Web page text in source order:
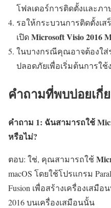
โฟลเดอร์การติดตั้งและภ
รอให้กระบวนการติดตั้งเ
เปิดMicrosoft Visio 2016
ในบางกรณีคุณอาจต้องใส่
ปลอดภัยเพื่อเริ่มต้นการใช้
คำถามที่พบบ่อยเกี่
คำถาม 1: ฉันสามารถใช้
หรือไม่?
ตอบ: ใช่, คุณสามารถใช้
macOS โดยใช้โปรแกรม
Fusion เพื่อสร้างเครื่องเสมื
2016 บนเครื่องเสมือนนั้น